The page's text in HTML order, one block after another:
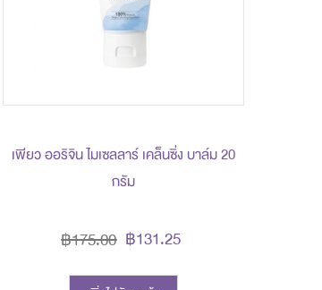
เพียว ออริจิน ไมเซลลาร์ เคล็นซิ่ง บาล์ม 20
กรัม
฿131.25
฿175.00